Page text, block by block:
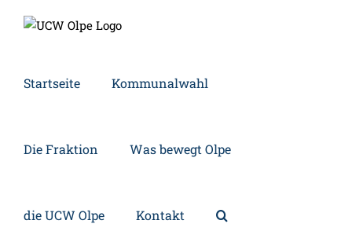
Inhalt
Startseite Kommunalwahl
Die Fraktion Was bewegt Olpe
die UCW Olpe Kontakt